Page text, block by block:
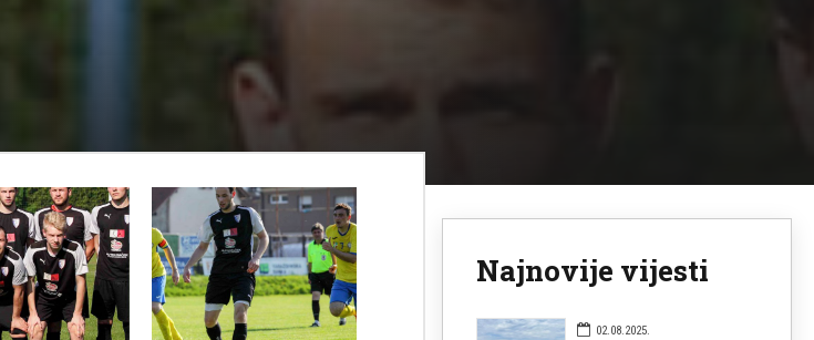
Najnovije vijesti
02.08.2025.